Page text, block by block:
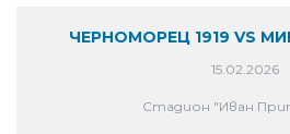
ЧЕРНОМОРЕЦ 1919 VS
15.02.2026
Стадион "Иван